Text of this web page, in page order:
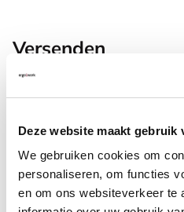
Deze website maakt gebruik
We gebruiken cookies om
personaliseren, om functies
en om ons websiteverkeer te
Versenden
Wie lange dauert die
Wie werden die Produkte